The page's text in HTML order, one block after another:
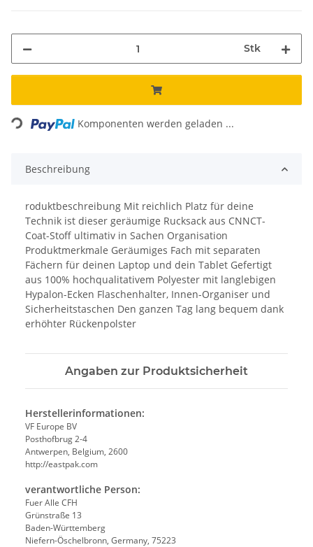
Stk
Loading... Komponenten werden geladen ...
Beschreibung
roduktbeschreibung Mit reichlich Platz für deine
Technik ist dieser geräumige Rucksack aus CNNCT-
Coat-Stoff ultimativ in Sachen Organisation
Produktmerkmale Geräumiges Fach mit separaten
Fächern für deinen Laptop und dein Tablet Gefertigt
aus 100% hochqualitativem Polyester mit langlebigen
Hypalon-Ecken Flaschenhalter, Innen-Organiser und
Sicherheitstaschen Den ganzen Tag lang bequem dank
erhöhter Rückenpolster
Angaben zur Produktsicherheit
Herstellerinformationen:
VF Europe BV
Posthofbrug 2-4
Antwerpen, Belgium, 2600
http://eastpak.com
verantwortliche Person:
Fuer Alle CFH
Grünstraße 13
Baden-Württemberg
Niefern-Öschelbronn, Germany, 75223